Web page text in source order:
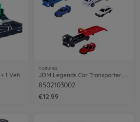
1 Veh
Voitures
8502103002
€12.99